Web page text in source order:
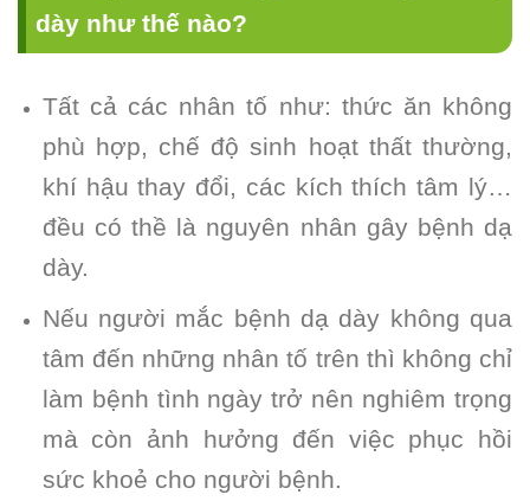
dày như thế nào?
Tất cả các nhân tố như: thức ăn không
phù hợp, chế độ sinh hoạt thất thường,
khí hậu thay đổi, các kích thích tâm lý…
đều có thề là nguyên nhân gây bệnh dạ
dày.
Nếu người mắc bệnh dạ dày không qua
tâm đến những nhân tố trên thì không chỉ
làm bệnh tình ngày trở nên nghiêm trọng
mà còn ảnh hưởng đến việc phục hồi
sức khoẻ cho người bệnh.